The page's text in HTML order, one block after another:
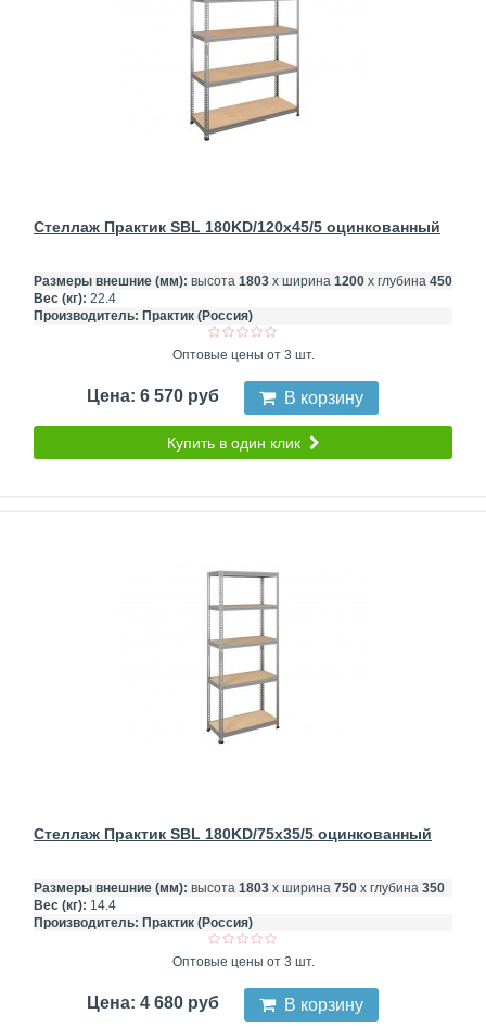
Стеллаж Практик SBL 180KD/120x45/5 оцинкованный
Размеры внешние (мм): высота 1803 х ширина 1200 х глубина 450
Вес (кг): 22.4
Производитель: Практик (Россия)
Оптовые цены от 3 шт.
Цена: 6 570 руб В корзину
Купить в один клик
Стеллаж Практик SBL 180KD/75x35/5 оцинкованный
Размеры внешние (мм): высота 1803 х ширина 750 х глубина 350
Вес (кг): 14.4
Производитель: Практик (Россия)
Оптовые цены от 3 шт.
Цена: 4 680 руб В корзину